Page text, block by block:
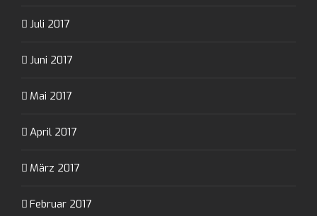
Juli 2017
Juni 2017
Mai 2017
April 2017
März 2017
Februar 2017